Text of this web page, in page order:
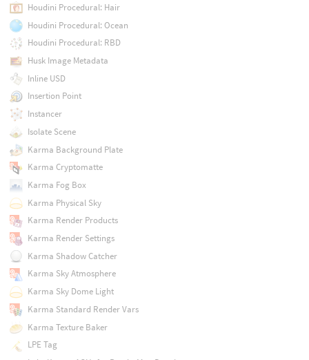
Houdini Procedural: Hair
Houdini Procedural: Ocean
Houdini Procedural: RBD
Husk Image Metadata
Inline USD
Insertion Point
Instancer
Isolate Scene
Karma Background Plate
Karma Cryptomatte
Karma Fog Box
Karma Physical Sky
Karma Render Products
Karma Render Settings
Karma Shadow Catcher
Karma Sky Atmosphere
Karma Sky Dome Light
Karma Standard Render Vars
Karma Texture Baker
LPE Tag